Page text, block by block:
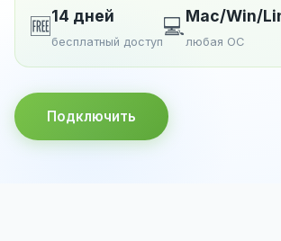
🆓14 дней
бесплатный доступ
💻Mac/Win/
любая ОС
Подключить